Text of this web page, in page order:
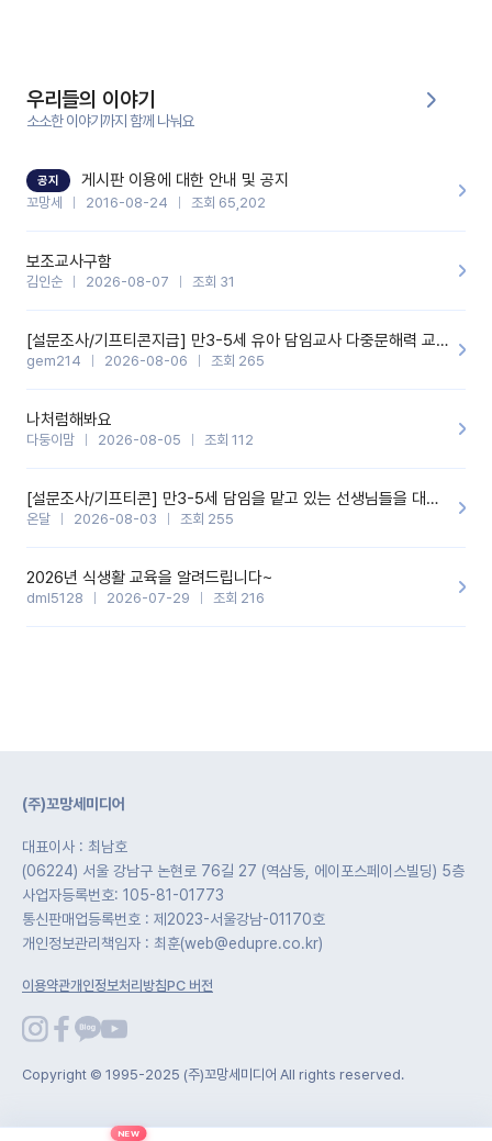
을 많이 하는데,꼬망봇 덕분에 고민하는 시간을 줄이고 학부모님을
안심시킬 수 있었습니다.이 부분은 꼬망봇이 추가로 알려준 응대 tip
입니다.학부모님께 전화를 드리기 전에, 내용을 숙지하여 좀 더 전문
성 있는 교사가 되어 대화를 나눌 수 있었습니다.꼬망세 AI학부모 응
기능을 개발해 주셔서 감사합니다.
우리들의 이야기
소소한 이야기까지 함께 나눠요
공지 게시판 이용에 대한 안내 및 공지
꼬망세 2016-08-24 조회 65,202
보조교사구함
김인순 2026-08-07 조회 31
[설문조사/기프티콘지급] 만3-5세 유아 담임교사 다중문해력 교육 증진을 위한 설문조사
gem214 2026-08-06 조회 265
나처럼해봐요
다둥이맘 2026-08-05 조회 112
[설문조사/기프티콘] 만3-5세 담임을 맡고 있는 선생님들을 대상으로 설문조사를 합니다!
온달 2026-08-03 조회 255
2026년 식생활 교육을 알려드립니다~
dml5128 2026-07-29 조회 216
(주)꼬망세미디어
대표이사 : 최남호
(06224) 서울 강남구 논현로 76길 27 (역삼동, 에이포스페이스빌딩) 5층
사업자등록번호: 105-81-01773
통신판매업등록번호 : 제2023-서울강남-01170호
개인정보관리책임자 : 최훈(web@edupre.co.kr)
이용약관개인정보처리방침PC 버전
Copyright © 1995-2025 (주)꼬망세미디어 All rights reserved.
NEW